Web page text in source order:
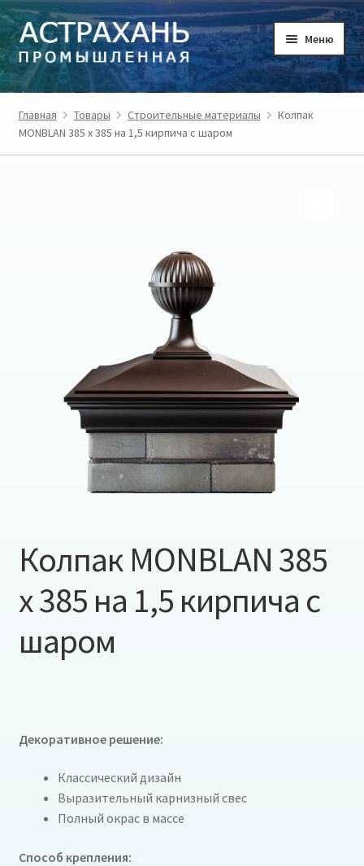
Перейти
к
навигации
Перейти
к
содержимому
Меню
ГЛАВНАЯ
ТОВАРЫ
Главная Товары Строительные материалы
Колпак
MONBLAN 385 x 385 на 1,5 кирпича с шаром
Колпак MONBLAN 385
x 385 на 1,5 кирпича с
шаром
Декоративное решение:
Классический дизайн
Выразительный карнизный свес
Полный окрас в массе
Способ крепления: